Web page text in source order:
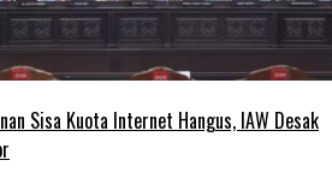
Sisa Kuota Internet Hangus, IAW Desak